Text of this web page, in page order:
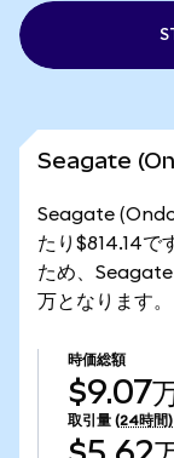
Seagate
Seagate
たり$814.14で
ため、
万となります。
時価総額
$9.07
取引量 (24時間)